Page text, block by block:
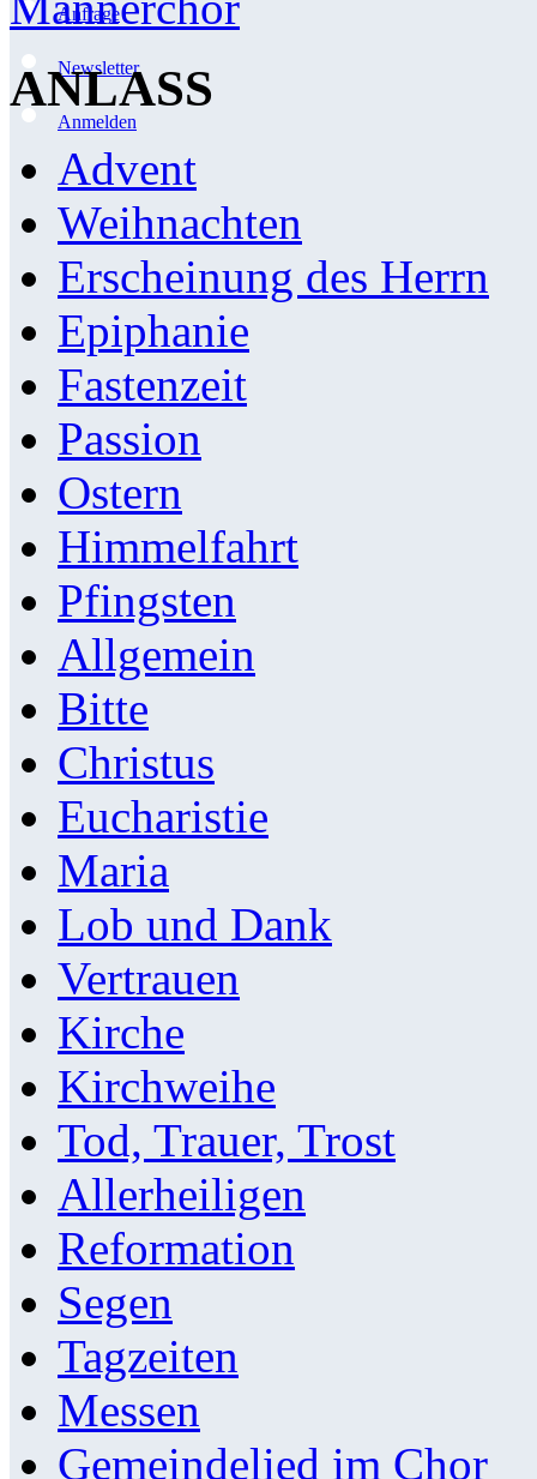
Anfrage
Newsletter
Anmelden
ANLASS
Advent
Weihnachten
Erscheinung des Herrn
Epiphanie
Fastenzeit
Passion
Ostern
Himmelfahrt
Pfingsten
Allgemein
Bitte
Christus
Eucharistie
Maria
Lob und Dank
Vertrauen
Kirche
Kirchweihe
Tod, Trauer, Trost
Allerheiligen
Reformation
Segen
Tagzeiten
Messen
Gemeindelied im Chor